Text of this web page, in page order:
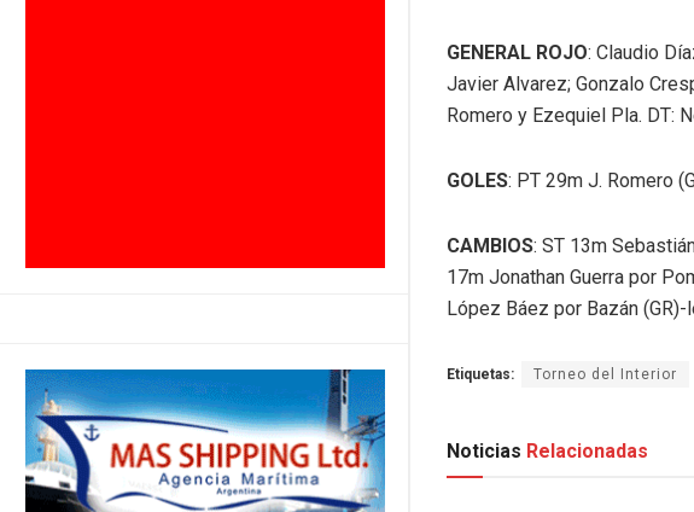
GENERAL ROJO: Claudio
Javier Alvarez; Gonzalo
Romero y Ezequiel Pla. DT:
GOLES: PT 29m J. Romero
CAMBIOS: ST 13m
17m Jonathan Guerra por
López Báez por Bazán
Etiquetas: Torneo del Interior
Noticias Relacionadas